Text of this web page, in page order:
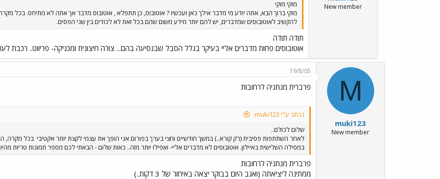
New member
מוקי מוקי
מוקי ברוך הבא, אתה יודע מי מדבר אילך כאן ועכשיו ? אוטובוס, כן תתפלא , אוטובוס מדבר אך אתה לא מתיחס. בכל
להקשיב לאוטובוסים שמדברים, יש להם יותר מידע משום שהם בכל זאת לא לכודים בין שני הפסים.
תודה תודה
אוטובוסים פחות מדברים אליי בעיקר בגלל הסבל שבנסיעה בהם... צורה חיצונית ומכניקה- פריווט.. רכבת
M
muki123
New member
19/8/05
פרברית מנתניה לרחובות
נכתב ע"י muki123:
שלום לכולם..
לאחר השתתפות פסיבית (רק קורא..) במשך חודשיים וחצי בערך בפורום אני הופך את עצמי לקצת יותר אקטיבי בכל מקרה,
במסילה השלישית באיילון. אוטובוסים לא מדברים אליי- ואפילו יותר מזה.. כאות שלום - הבאתי לכם מספר תמונות טריות
פרברית מנתניה לרחובות
ממתינה ליציאתה (ואגב היום בבוקר יצאה באיחור של 3 דקות..)